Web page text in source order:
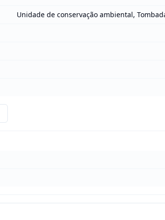
Unidade de conservação ambiental,